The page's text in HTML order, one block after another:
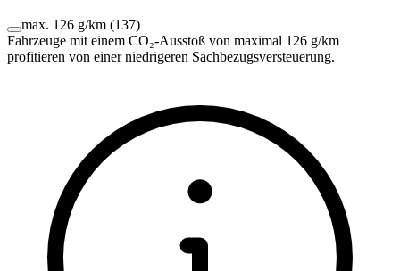
max. 126 g/km (137)
Fahrzeuge mit einem CO₂-Ausstoß von maximal 126 g/km
profitieren von einer niedrigeren Sachbezugsversteuerung.